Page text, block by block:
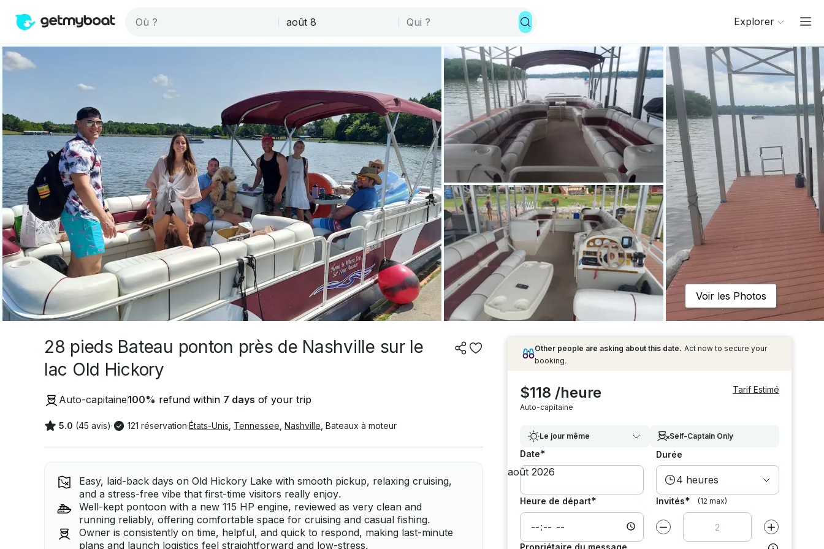
Explorer
Voir les Photos
28 pieds Bateau ponton près de Nashville sur le
lac Old Hickory
Auto-capitaine100% refund within 7 days of your trip
5.0 (45 avis)· 121 réservation·États-Unis Tennessee Nashville Bateaux à moteur
Easy, laid-back days on Old Hickory Lake with smooth pickup, relaxing cruising,
and a stress-free vibe that first-time visitors really enjoy.
Well-kept pontoon with a new 115 HP engine, reviewed as very clean and
running reliably, offering comfortable space for cruising and casual fishing.
Owner is consistently on time, helpful, and quick to respond, making last-minute
plans and launch logistics feel straightforward and low-stress.
Other people are asking about this date. Act now to secure your
booking.
$118 /heure
Auto-capitaine
Tarif Estimé
Le jour même Self-Captain Only
Date* Durée
4 heures
Heure de départ* Invités* (12 max)
Diminuer la valeur par Augmenter la
Propriétaire du message